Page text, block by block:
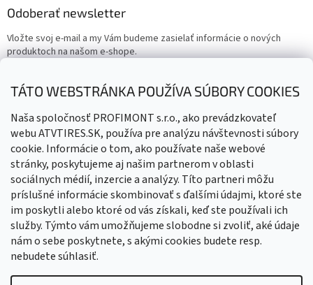
TÁTO WEBSTRÁNKA POUŽÍVA SÚBORY COOKIES
Naša spoločnosť PROFIMONT s.r.o., ako prevádzkovateľ
webu ATVTIRES.SK, používa pre analýzu návštevnosti súbory
cookie. Informácie o tom, ako používate naše webové
stránky, poskytujeme aj našim partnerom v oblasti
sociálnych médií, inzercie a analýzy. Títo partneri môžu
príslušné informácie skombinovať s ďalšími údajmi, ktoré ste
im poskytli alebo ktoré od vás získali, keď ste používali ich
služby. Týmto vám umožňujeme slobodne si zvoliť, aké údaje
nám o sebe poskytnete, s akými cookies budete resp.
nebudete súhlasiť.
Odoberať newsletter
Vložte svoj e-mail a my Vám budeme zasielať informácie o nových
produktoch na našom e-shope.
Email
Vložením e-mailu súhlasíte spodmienkami ochrany osobných
údajov
PRIHLÁSIŤ SA